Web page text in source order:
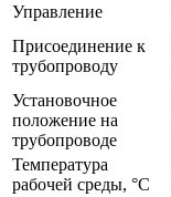
Управление
Присоединение к
трубопроводу
Установочное
положение на
трубопроводе
Температура
рабочей среды, °С